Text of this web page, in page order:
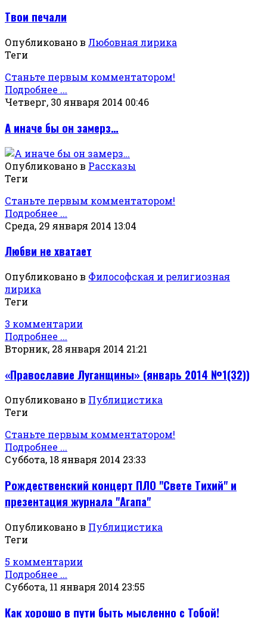
Твои печали
Опубликовано в Любовная лирика
Теги
Станьте первым комментатором!
Подробнее ...
Четверг, 30 января 2014 00:46
А иначе бы он замерз…
Опубликовано в Рассказы
Теги
Станьте первым комментатором!
Подробнее ...
Среда, 29 января 2014 13:04
Любви не хватает
Опубликовано в Философская и религиозная
лирика
Теги
3 комментарии
Подробнее ...
Вторник, 28 января 2014 21:21
«Православие Луганщины» (январь 2014 №1(32))
Опубликовано в Публицистика
Теги
Станьте первым комментатором!
Подробнее ...
Суббота, 18 января 2014 23:33
Рождественский концерт ПЛО "Свете Тихий" и
презентация журнала "Агапа"
Опубликовано в Публицистика
Теги
5 комментарии
Подробнее ...
Суббота, 11 января 2014 23:55
Как хорошо в пути быть мысленно с Тобой!